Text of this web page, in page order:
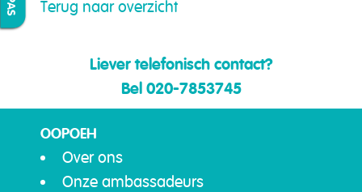
Terug naar overzicht
Liever telefonisch contact?
Bel 020-7853745
OOPOEH
Over ons
Onze ambassadeurs